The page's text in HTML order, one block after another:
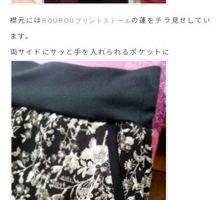
襟元には ROUROU プリントストール の蓮をチラ見せしてい
ます。
両サイドにサッと手を入れられるポケットに